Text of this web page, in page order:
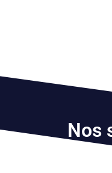
Nos